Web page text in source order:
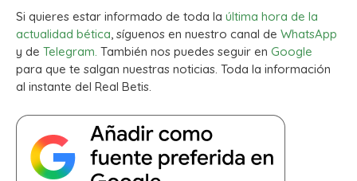
Si quieres estar informado de toda la última hora de la
actualidad bética, síguenos en nuestro canal de WhatsApp
y de Telegram. También nos puedes seguir en Google
para que te salgan nuestras noticias. Toda la información
al instante del Real Betis.